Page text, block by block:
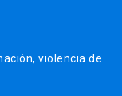
violencia de